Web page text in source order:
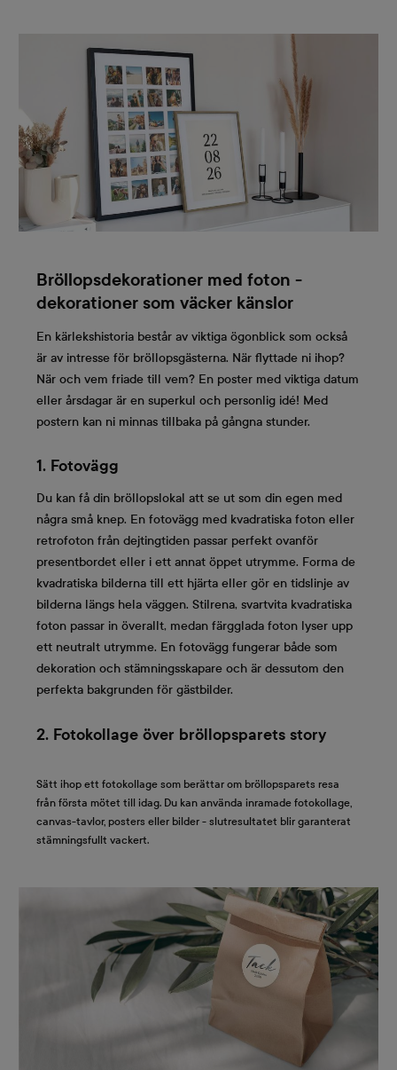
Bröllopsdekorationer med foton -
dekorationer som väcker känslor
En kärlekshistoria består av viktiga ögonblick som också
är av intresse för bröllopsgästerna. När flyttade ni ihop?
När och vem friade till vem? En poster med viktiga datum
eller årsdagar är en superkul och personlig idé! Med
postern kan ni minnas tillbaka på gångna stunder.
1. Fotovägg
Du kan få din bröllopslokal att se ut som din egen med
några små knep. En fotovägg med kvadratiska foton eller
retrofoton från dejtingtiden passar perfekt ovanför
presentbordet eller i ett annat öppet utrymme. Forma de
kvadratiska bilderna till ett hjärta eller gör en tidslinje av
bilderna längs hela väggen. Stilrena, svartvita kvadratiska
foton passar in överallt, medan färgglada foton lyser upp
ett neutralt utrymme. En fotovägg fungerar både som
dekoration och stämningsskapare och är dessutom den
perfekta bakgrunden för gästbilder.
2. Fotokollage över bröllopsparets story
Sätt ihop ett fotokollage som berättar om bröllopsparets resa
från första mötet till idag. Du kan använda inramade fotokollage,
canvas-tavlor, posters eller bilder - slutresultatet blir garanterat
stämningsfullt vackert.